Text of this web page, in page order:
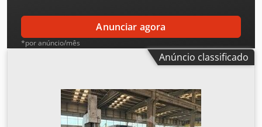
Anunciar agora
*por anúncio/mês
Anúncio classificado